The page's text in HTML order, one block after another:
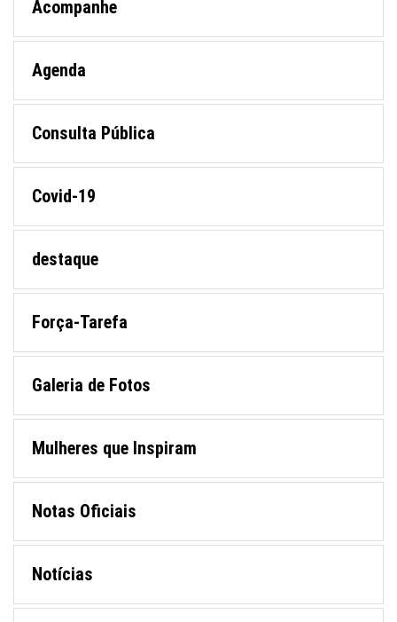
Acompanhe
Agenda
Consulta Pública
Covid-19
destaque
Força-Tarefa
Galeria de Fotos
Mulheres que Inspiram
Notas Oficiais
Notícias